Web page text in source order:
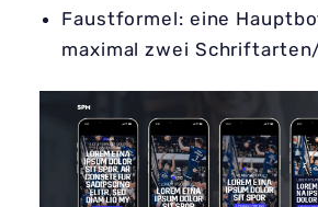
Faustformel: eine
maximal zwei